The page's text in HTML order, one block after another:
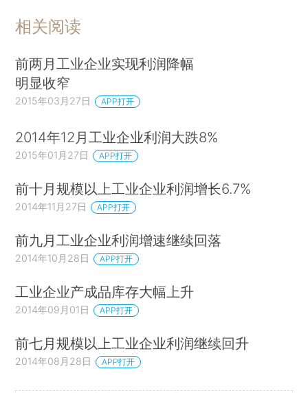
相关阅读
前两月工业企业实现利润降幅
明显收窄
2015年03月27日 APP打开
2014年12月工业企业利润大跌8%
2015年01月27日 APP打开
前十月规模以上工业企业利润增长6.7%
2014年11月27日 APP打开
前九月工业企业利润增速继续回落
2014年10月28日 APP打开
工业企业产成品库存大幅上升
2014年09月01日 APP打开
前七月规模以上工业企业利润继续回升
2014年08月28日 APP打开